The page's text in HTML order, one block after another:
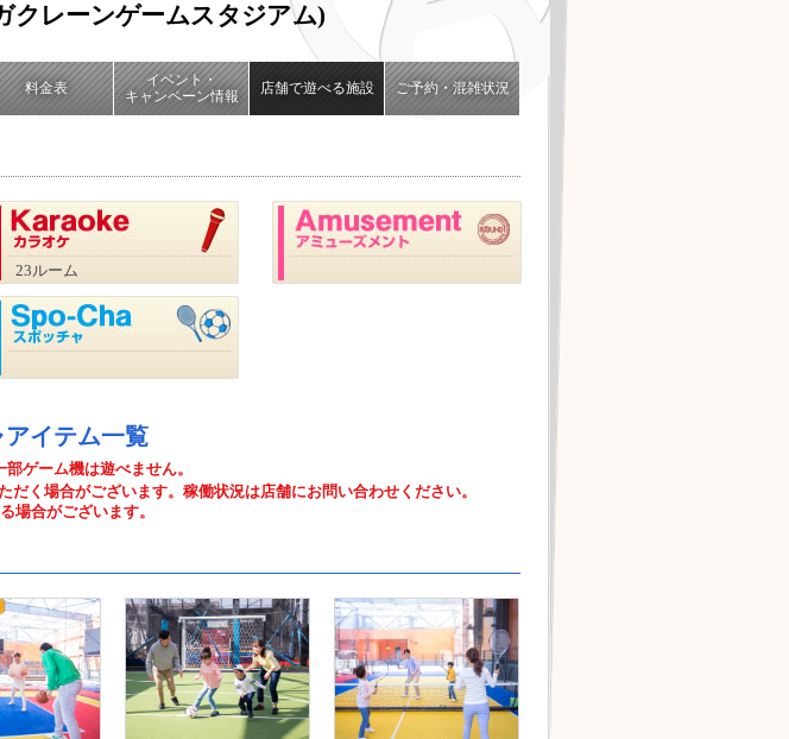
クレーンゲームスタジアム)
料金表
イベント・
キャンペーン情報
店舗で遊べる施設 ご予約・混雑状況
23ルーム
イテム一覧
ゲーム機は遊べません。
く場合がございます。稼働状況は店舗にお問い合わせください。
場合がございます。